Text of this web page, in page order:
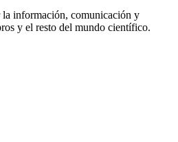
la información, comunicación y
y el resto del mundo científico.